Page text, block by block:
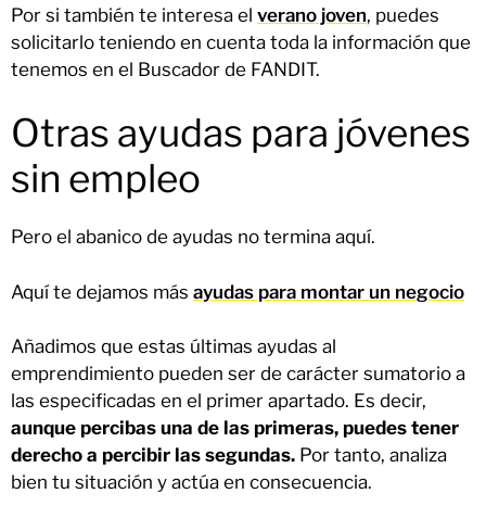
Por si también te interesa el verano joven, puedes
solicitarlo teniendo en cuenta toda la información que
tenemos en el Buscador de FANDIT.
Otras ayudas para jóvenes
sin empleo
Pero el abanico de ayudas no termina aquí.
Aquí te dejamos más ayudas para montar un negocio
Añadimos que estas últimas ayudas al
emprendimiento pueden ser de carácter sumatorio a
las especificadas en el primer apartado. Es decir,
aunque percibas una de las primeras, puedes tener
derecho a percibir las segundas. Por tanto, analiza
bien tu situación y actúa en consecuencia.